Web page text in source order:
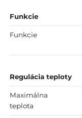
Funkcie
Funkcie
Regulácia teploty
Maximálna
teplota